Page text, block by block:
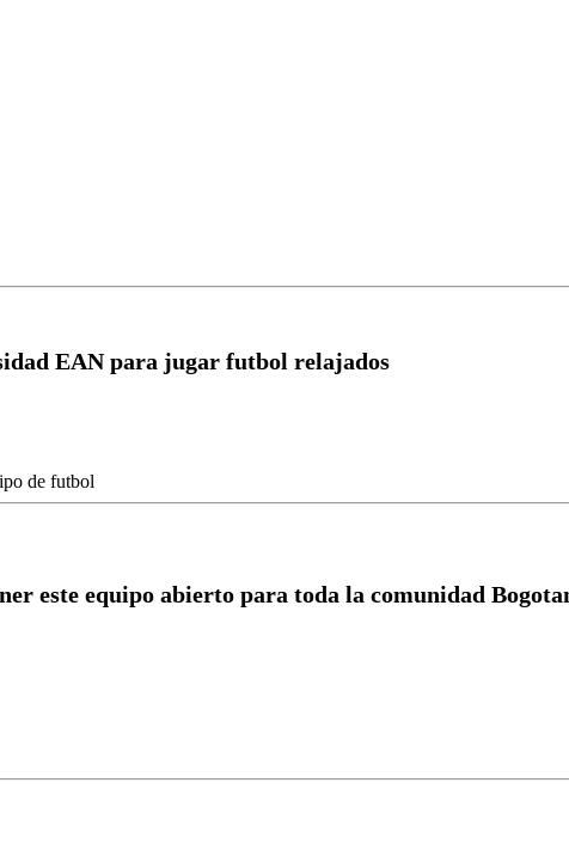
EAN para jugar futbol relajados
este equipo abierto para toda la comunidad